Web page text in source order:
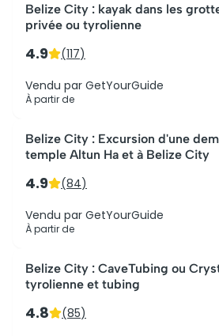
Le mieux noté
Belize City : kayak dans les
privée ou tyrolienne
4.9 (117)
Vendu par GetYourGuide
À partir de
Belize City : Excursion d'une
temple Altun Ha et à Belize City
4.9 (84)
Vendu par GetYourGuide
À partir de
Belize City : CaveTubing ou
tyrolienne et tubing
4.8 (85)